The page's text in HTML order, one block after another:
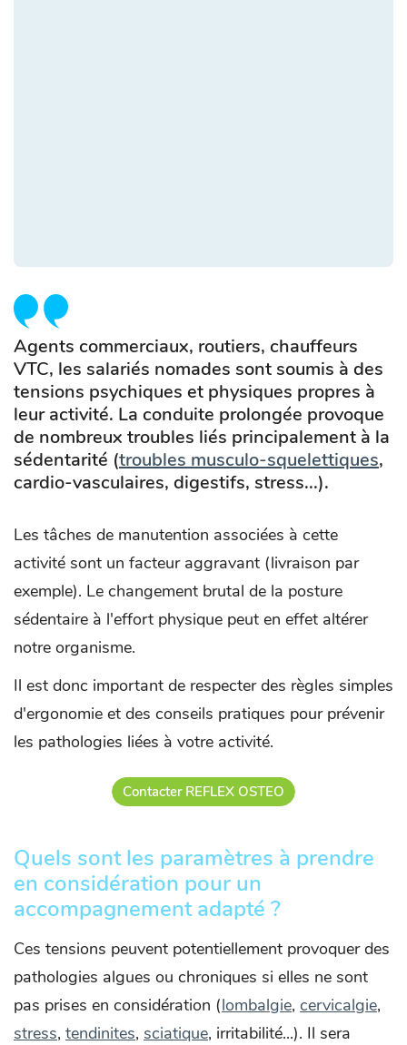
Agents commerciaux, routiers, chauffeurs
VTC, les salariés nomades sont soumis à des
tensions psychiques et physiques propres à
leur activité. La conduite prolongée provoque
de nombreux troubles liés principalement à la
sédentarité (troubles musculo-squelettiques,
cardio-vasculaires, digestifs, stress...).
Les tâches de manutention associées à cette
activité sont un facteur aggravant (livraison par
exemple). Le changement brutal de la posture
sédentaire à l'effort physique peut en effet altérer
notre organisme.
Il est donc important de respecter des règles simples
d'ergonomie et des conseils pratiques pour prévenir
les pathologies liées à votre activité.
Contacter REFLEX OSTEO
Quels sont les paramètres à prendre
en considération pour un
accompagnement adapté ?
Ces tensions peuvent potentiellement provoquer des
pathologies algues ou chroniques si elles ne sont
pas prises en considération (lombalgie, cervicalgie,
stress, tendinites, sciatique, irritabilité...). Il sera